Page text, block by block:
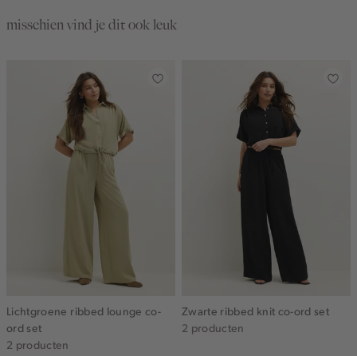
misschien vind je dit ook leuk
Lichtgroene ribbed lounge co-
ord set
2 producten
Zwarte ribbed knit co-ord set
2 producten